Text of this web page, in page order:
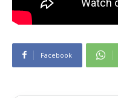
Facebook